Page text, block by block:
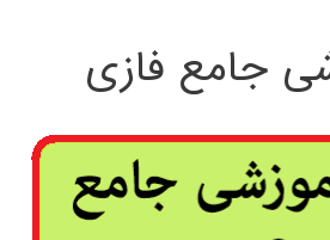
جامع فازی